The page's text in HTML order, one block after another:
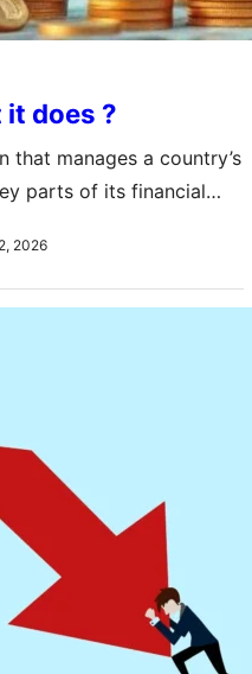
it does ?
manages a country’s
parts of its financial
2026